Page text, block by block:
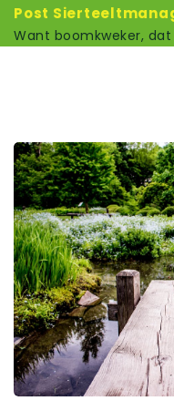
Post
Want boomkweker,